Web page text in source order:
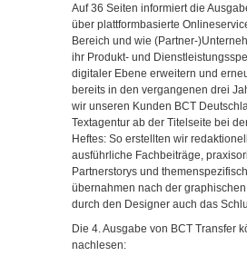
Auf 36 Seiten informiert die
über plattformbasierte
Bereich und wie (Partner-
ihr Produkt- und
digitaler Ebene erweitern und
bereits in den vergangenen drei
wir unseren Kunden BCT
Textagentur ab der Titelseite bei
Heftes: So erstellten wir
ausführliche Fachbeiträge,
Partnerstorys und
übernahmen nach der
durch den Designer auch das
Die 4. Ausgabe von BCT Transfer
nachlesen: